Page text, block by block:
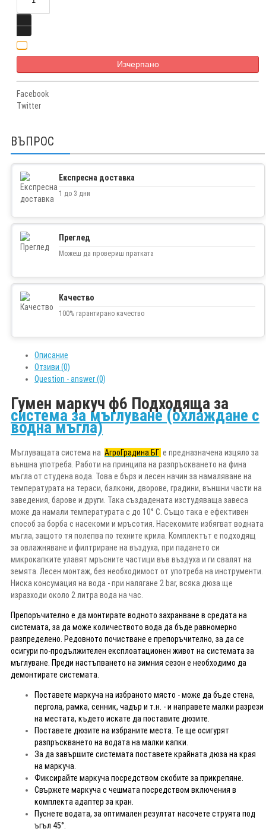
Изчерпано
Facebook
Twitter
ВЪПРОС
Експресна доставка
1 до 3 дни
Преглед
Можеш да провериш пратката
Качество
100% гарантирано качество
Описание
Отзиви (0)
Question - answer (0)
Гумен маркуч ф6 Подходяща за
система за мъглуване (охлаждане с
водна мъгла)
Мъглуващата система на АгроГрадина.БГ е предназначена изцяло за
външна употреба. Работи на принципа на разпръскването на фина
мъгла от студена вода. Това е бърз и лесен начин за намаляване на
температурата на тераси, балкони, дворове, градини, външни части на
заведения, барове и други. Така създадената изстудяваща завеса
може да намали температурата с до 10° C. Също така е ефективен
способ за борба с насекоми и мръсотия. Насекомите избягват водната
мъгла, защото тя полепва по техните крила. Комплектът е подходящ
за овлажняване и филтриране на въздуха, при падането си
микрокапките улавят мръсните частици във въздуха и ги свалят на
земята. Лесен монтаж, без необходимост от употреба на инструменти.
Ниска консумация на вода - при налягане 2 bar, всяка дюза ще
изразходи около 2 литра вода на час.
Препоръчително е да монтирате водното захранване в средата на
системата, за да може количеството вода да бъде равномерно
разпределено. Редовното почистване е препоръчително, за да се
осигури по-продължителен експлоатационен живот на системата за
мъглуване. Преди настъпването на зимния сезон е необходимо да
демонтирате системата.
Поставете маркуча на избраното място - може да бъде стена,
пергола, рамка, сенник, чадър и т.н. - и направете малки разрези
на местата, където искате да поставите дюзите.
Поставете дюзите на избраните места. Те ще осигурят
разпръскването на водата на малки капки.
За да завършите системата поставете крайната дюза на края
на маркуча.
Фиксирайте маркуча посредством скобите за прикрепяне.
Свържете маркуча с чешмата посредством включения в
комплекта адаптер за кран.
Пуснете водата, за оптимален резултат насочете струята под
ъгъл 45°.